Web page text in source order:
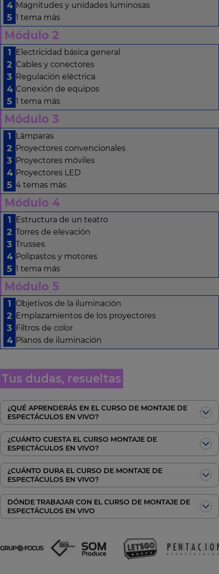
Magnitudes y unidades luminosas
1 tema más
Módulo 2
Electricidad básica general
Cables y conectores
Regulación eléctrica
Conexión de equipos
1 tema más
Módulo 3
Lámparas
Proyectores convencionales
Proyectores móviles
Proyectores LED
4 temas más
Módulo 4
Estructura de un teatro
Torres de elevación
Trusses
Polipastos y motores
1 tema más
Módulo 5
Objetivos de la iluminación
Emplazamientos de los proyectores
Filtros de color
Planos de iluminación
Tus dudas, resueltas
¿QUÉ APRENDERÁS EN EL CURSO DE MONTAJE DE
ESPECTÁCULOS EN VIVO?
¿CUÁNTO CUESTA EL CURSO MONTAJE DE
ESPECTÁCULOS EN VIVO?
¿CUÁNTO DURA EL CURSO DE MONTAJE DE
ESPECTÁCULOS EN VIVO?
DÓNDE TRABAJAR CON EL CURSO DE MONTAJE DE
ESPECTÁCULOS EN VIVO